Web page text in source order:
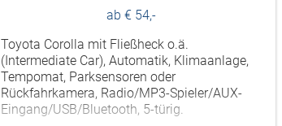
ab € 54,-
Toyota Corolla mit Fließheck o.ä.
(Intermediate Car), Automatik, Klimaanlage,
Tempomat, Parksensoren oder
Rückfahrkamera, Radio/MP3-Spieler/AUX-
Eingang/USB/Bluetooth, 5-türig.